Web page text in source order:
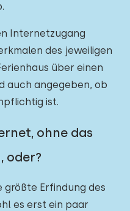
Internetzugang
des jeweiligen
über einen
auch angegeben, ob
ist.
ohne das
oder?
größte Erfindung des
es erst ein paar